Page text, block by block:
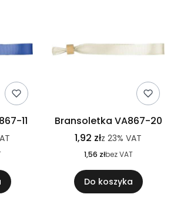
11
Bransoletka VA867-20
1,92 złz 23% VAT
1,56 złbez VAT
Do koszyka